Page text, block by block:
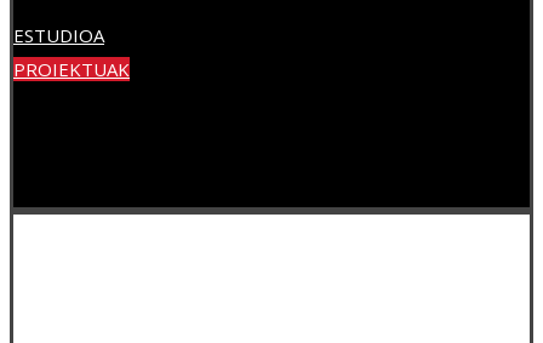
ESTUDIOA
PROIEKTUAK